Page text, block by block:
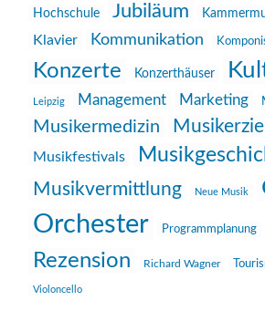
Hochschule Jubiläum
Klavier
Kommunikation
Konzerte Konzerthäuser
Leipzig Management Marketing
Musikermedizin
Musikfestivals
Musikvermittlung Neue Musik
Orchester Programmplanung
Rezension Richard Wagner
Violoncello